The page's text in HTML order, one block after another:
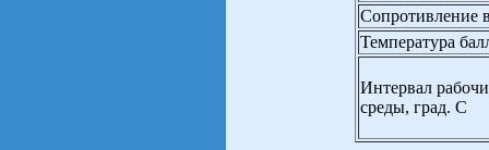
Сопротивление
Температура
Интервал
среды, град. С